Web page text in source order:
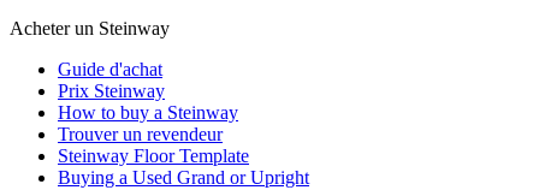
Acheter un Steinway
Guide d'achat
Prix Steinway
How to buy a Steinway
Trouver un revendeur
Steinway Floor Template
Buying a Used Grand or Upright